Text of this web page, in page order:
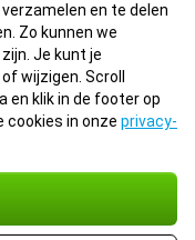
en te delen
Zo kunnen we
Je kunt je
wijzigen. Scroll
en klik in de footer op
cookies in onze privacy-